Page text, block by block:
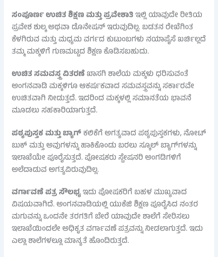
ಸಂಪೂರ್ಣ ಉಚಿತ ಶಿಕ್ಷಣ ಮತ್ತು ಪ್ರವೇಶಾತಿಇಲ್ಲಿ ಯಾವುದೇ ರೀತಿಯ
ಪ್ರವೇಶ ಶುಲ್ಕ ಅಥವಾ ಡೊನೇಷನ್ ಇರುವುದಿಲ್ಲ. ಬಡತನ ರೇಖೆಗಿಂತ
ಕೆಳಗಿರುವ ಮತ್ತು ಮಧ್ಯಮ ವರ್ಗದ ಕುಟುಂಬಗಳು ನಯಾಪೈಸೆ ಖರ್ಚಿಲ್ಲದೆ
ತಮ್ಮ ಮಕ್ಕಳಿಗೆ ಗುಣಮಟ್ಟದ ಶಿಕ್ಷಣ ಕೊಡಿಸಬಹುದು.
ಉಚಿತ ಸಮವಸ್ತ್ರ ವಿತರಣೆಖಾಸಗಿ ಶಾಲೆಯ ಮಕ್ಕಳು ಧರಿಸುವಂತೆ
ಅಂಗನವಾಡಿ ಮಕ್ಕಳಿಗೂ ಆಕರ್ಷಕವಾದ ಸಮವಸ್ತ್ರವನ್ನು ಸರ್ಕಾರವೇ
ಉಚಿತವಾಗಿ ನೀಡುತ್ತದೆ. ಇದರಿಂದ ಮಕ್ಕಳಲ್ಲಿ ಸಮಾನತೆಯ ಭಾವನೆ
ಮೂಡಲು ಸಹಕಾರಿಯಾಗುತ್ತದೆ.
ಪಠ್ಯಪುಸ್ತಕ ಮತ್ತು ಬ್ಯಾಗ್ಕಲಿಕೆಗೆ ಅಗತ್ಯವಾದ ಪಠ್ಯಪುಸ್ತಕಗಳು, ನೋಟ್
ಬುಕ್ ಮತ್ತು ಅವುಗಳನ್ನು ಹಾಕಿಕೊಂಡು ಬರಲು ಸ್ಕೂಲ್ ಬ್ಯಾಗ್‌ಗಳನ್ನು
ಇಲಾಖೆಯೇ ಪೂರೈಸುತ್ತದೆ. ಪೋಷಕರು ಸ್ಟೇಷನರಿ ಅಂಗಡಿಗಳಿಗೆ
ಅಲೆದಾಡುವ ಅಗತ್ಯವಿರುವುದಿಲ್ಲ.
ವರ್ಗಾವಣೆ ಪತ್ರ ಸೌಲಭ್ಯಇದು ಪೋಷಕರಿಗೆ ಬಹಳ ಮುಖ್ಯವಾದ
ವಿಷಯವಾಗಿದೆ. ಅಂಗನವಾಡಿಯಲ್ಲಿ ಯುಕೆಜಿ ಶಿಕ್ಷಣ ಪೂರೈಸಿದ ನಂತರ
ಮಗುವನ್ನು ಒಂದನೇ ತರಗತಿಗೆ ಬೇರೆ ಯಾವುದೇ ಶಾಲೆಗೆ ಸೇರಿಸಲು
ಇಲಾಖೆಯಿಂದಲೇ ಅಧಿಕೃತ ವರ್ಗಾವಣೆ ಪತ್ರವನ್ನು ನೀಡಲಾಗುತ್ತದೆ. ಇದು
ಎಲ್ಲಾ ಶಾಲೆಗಳಲ್ಲೂ ಮಾನ್ಯತೆ ಹೊಂದಿರುತ್ತದೆ.